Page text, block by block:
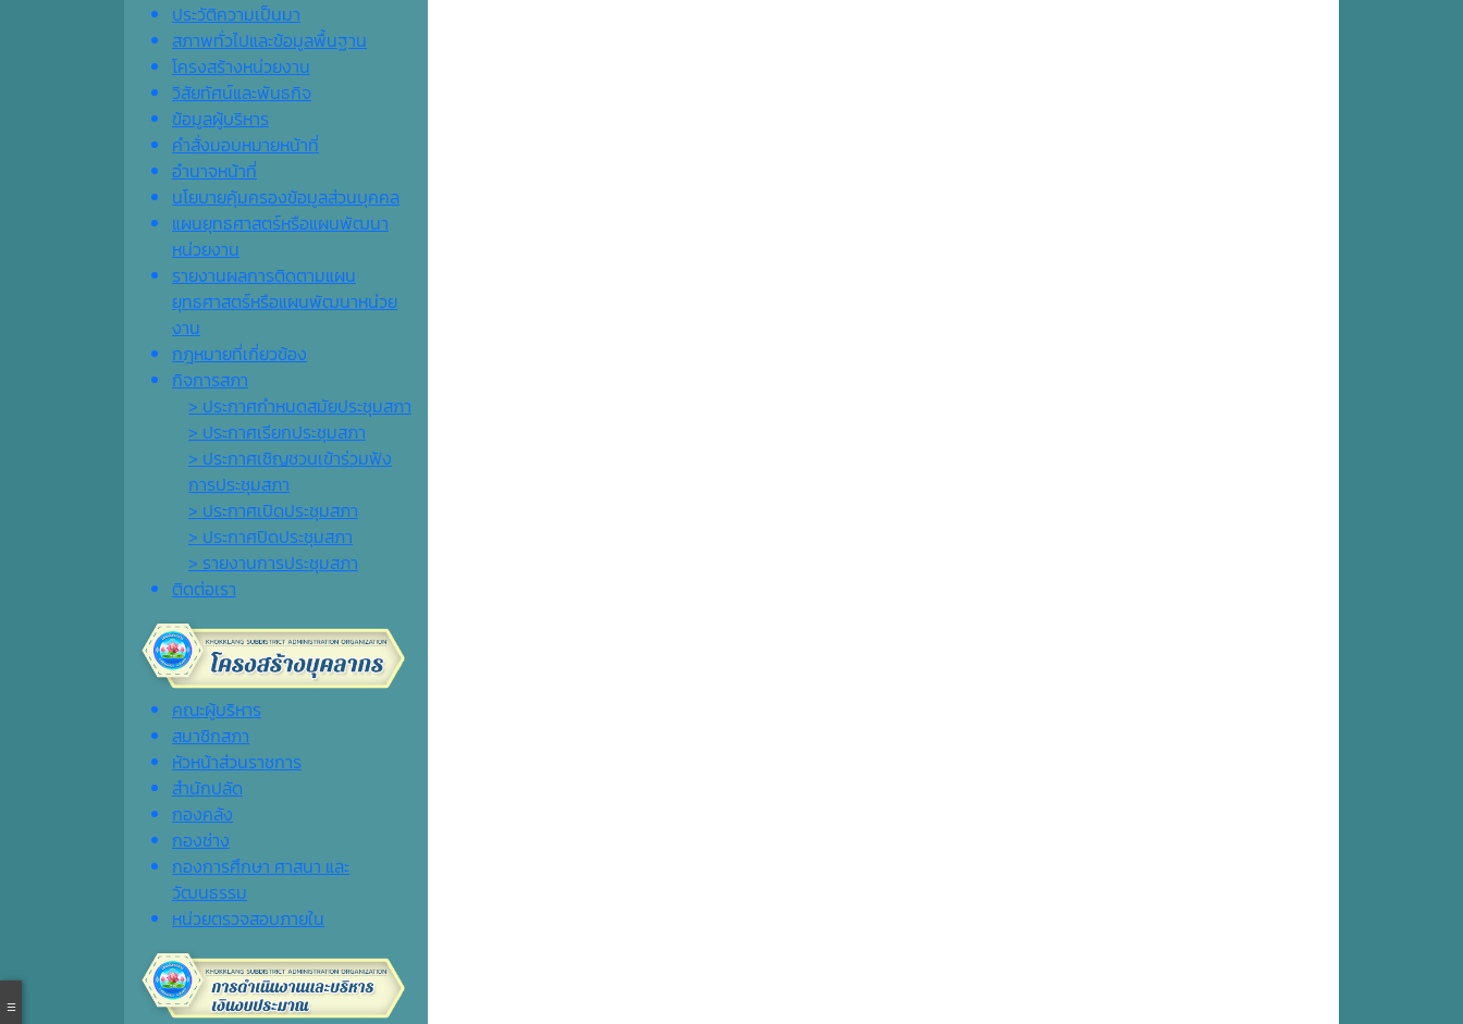
ประวัติความเป็นมา
สภาพทั่วไปและข้อมูลพื้นฐาน
โครงสร้างหน่วยงาน
วิสัยทัศน์และพันธกิจ
ข้อมูลผู้บริหาร
คำสั่งมอบหมายหน้าที่
อำนาจหน้าที่
นโยบายคุ้มครองข้อมูลส่วนบุคคล
แผนยุทธศาสตร์หรือแผนพัฒนา
หน่วยงาน
รายงานผลการติดตามแผน
ยุทธศาสตร์หรือแผนพัฒนาหน่วย
งาน
กฎหมายที่เกี่ยวข้อง
กิจการสภา
> ประกาศกำหนดสมัยประชุมสภา
> ประกาศเรียกประชุมสภา
> ประกาศเชิญชวนเข้าร่วมฟัง
การประชุมสภา
> ประกาศเปิดประชุมสภา
> ประกาศปิดประชุมสภา
> รายงานการประชุมสภา
ติดต่อเรา
คณะผู้บริหาร
สมาชิกสภา
หัวหน้าส่วนราชการ
สำนักปลัด
กองคลัง
กองช่าง
กองการศึกษา ศาสนา และ
วัฒนธรรม
หน่วยตรวจสอบภายใน